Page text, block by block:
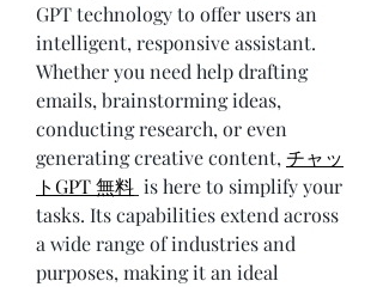
GPT technology to offer users an
intelligent, responsive assistant.
Whether you need help drafting
emails, brainstorming ideas,
conducting research, or even
generating creative content, チャッ
トGPT 無料 is here to simplify your
tasks. Its capabilities extend across
a wide range of industries and
purposes, making it an ideal